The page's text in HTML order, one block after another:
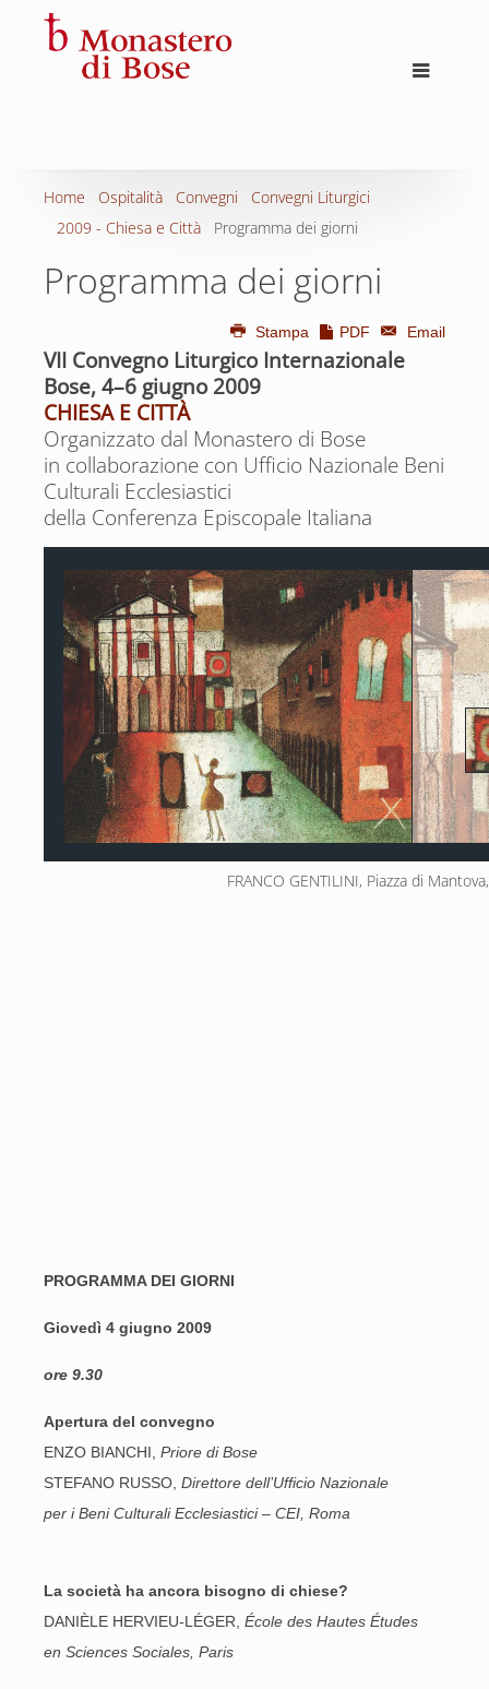
Home Ospitalità Convegni
Convegni Liturgici
2009 - Chiesa e Città
Programma dei giorni
Programma dei giorni
Stampa PDF Email
VII Convegno Liturgico Internazionale
Bose, 4–6 giugno 2009
CHIESA E CITTÀ
Organizzato dal Monastero di Bose
in collaborazione con Ufficio Nazionale Beni
Culturali Ecclesiastici
della Conferenza Episcopale Italiana
FRANCO GENTILINI, Piazza di
PROGRAMMA DEI GIORNI
Giovedì 4 giugno 2009
ore 9.30
Apertura del convegno
ENZO BIANCHI, Priore di Bose
STEFANO RUSSO, Direttore dell’Ufficio Nazionale
per i Beni Culturali Ecclesiastici – CEI, Roma
La società ha ancora bisogno di chiese?
DANIÈLE HERVIEU-LÉGER, École des Hautes Études
en Sciences Sociales, Paris